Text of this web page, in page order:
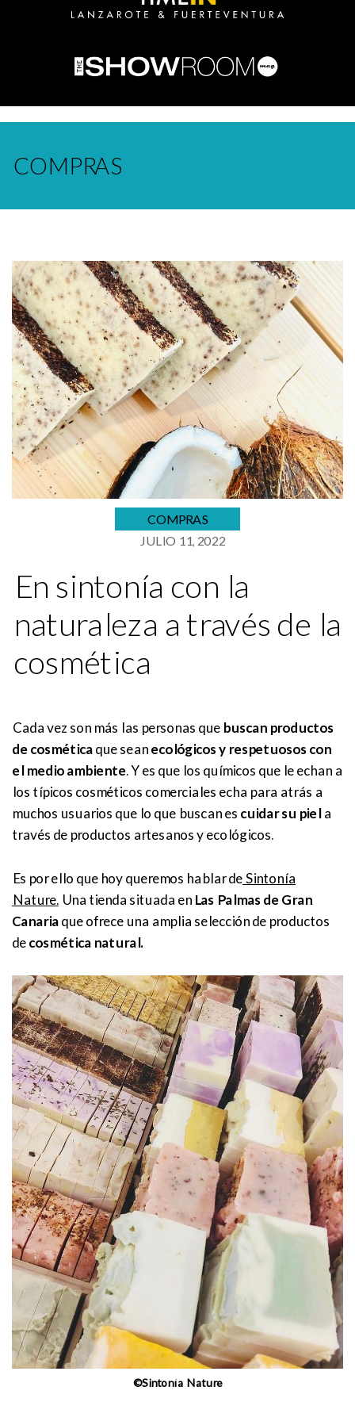
COMPRAS
COMPRAS
JULIO 11, 2022
En sintonía con la
naturaleza a través de la
cosmética
Cada vez son más las personas que buscan productos
de cosméticaque seanecológicos y respetuosos con
el medio ambiente. Y es que los químicos que le echan a
los típicos cosméticos comerciales echa para atrás a
muchos usuarios que lo que buscan es cuidar su piela
través de productos artesanos y ecológicos.
Es por ello que hoy queremos hablar deSintonía
Nature. Una tienda situada en Las Palmas de Gran
Canariaque ofrece una amplia selección de productos
decosmética natural.
©Sintonía Nature